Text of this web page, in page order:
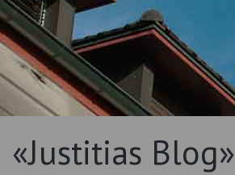
«Justitias Blog»